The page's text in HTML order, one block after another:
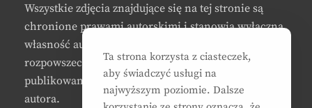
Wszystkie zdjęcia znajdujące się na tej stronie są
chronione prawami autorskimi i stanowią wyłączną
własność autora strony. Zabrania się kopiowania,
rozpowszechniania, reprodukowania,
publikowania, i/lub modyfikowania zdjęć bez zgody
autora.
Ta strona korzysta z ciasteczek,
aby świadczyć usługi na
najwyższym poziomie. Dalsze